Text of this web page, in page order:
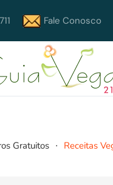
Fale Conosco
Gratuitos Receitas